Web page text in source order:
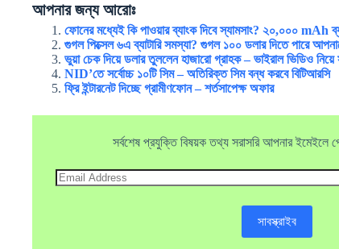
আপনার জন্য আরোঃ
ফোনের মধ্যেই কি পাওয়ার ব্যাংক দিবে স্যামসাং? ২০,০০০ mAh
গুগল পিক্সেল ৬এ ব্যাটারি সমস্যা? গুগল ১০০ ডলার দিতে পারে
ভুয়া চেক দিয়ে ডলার তুললেন হাজারো গ্রাহক – ভাইরাল ভিডিও নিয়ে
NID’তে সর্বোচ্চ ১০টি সিম – অতিরিক্ত সিম বন্ধ করবে বিটিআরসি
ফ্রি ইন্টারনেট দিচ্ছে গ্রামীণফোন – শর্তসাপেক্ষ অফার
সর্বশেষ প্রযুক্তি বিষয়ক তথ্য সরাসরি আপনার ইমেইলে
Email
Address
সাবস্ক্রাইব